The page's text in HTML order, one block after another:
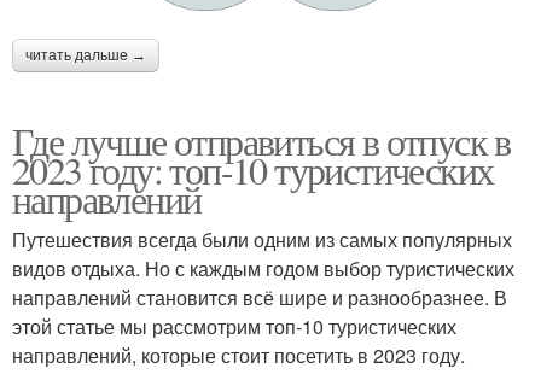
читать дальше →
Где лучше отправиться в отпуск в
2023 году: топ-10 туристических
направлений
Путешествия всегда были одним из самых популярных
видов отдыха. Но с каждым годом выбор туристических
направлений становится всё шире и разнообразнее. В
этой статье мы рассмотрим топ-10 туристических
направлений, которые стоит посетить в 2023 году.